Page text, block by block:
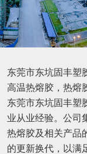
东莞市东坑固丰塑
高温热熔胶，热熔
东莞市东坑固丰塑
业从业经验。公司
热熔胶及相关产品
的更新换代，以满